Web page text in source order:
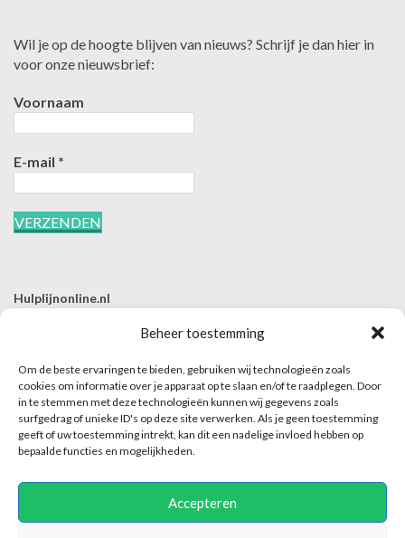
Beheer toestemming
Om de beste ervaringen te bieden, gebruiken wij technologieën zoals
cookies om informatie over je apparaat op te slaan en/of te raadplegen. Door
in te stemmen met deze technologieën kunnen wij gegevens zoals
surfgedrag of unieke ID's op deze site verwerken. Als je geen toestemming
geeft of uw toestemming intrekt, kan dit een nadelige invloed hebben op
bepaalde functies en mogelijkheden.
Accepteren
Wil je op de hoogte blijven van nieuws? Schrijf je dan hier in
voor onze nieuwsbrief:
Voornaam
E-mail *
Hulplijnonline.nl
E | info@hulplijnonline.nl
Contactformulier
Over Hulplijnonline.nl
Het team van Hulplijnonline.nl